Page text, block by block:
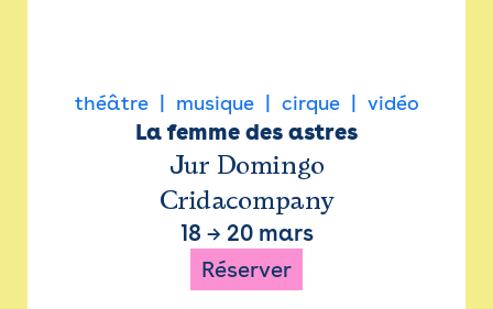
théâtre musique cirque vidéo
La femme des astres
Jur Domingo
Cridacompany
18 → 20 mars
Réserver